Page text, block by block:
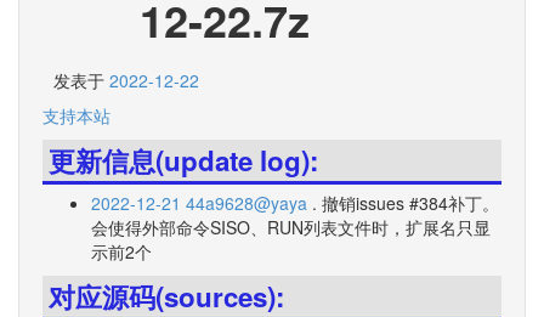
12-22.7z
发表于 2022-12-22
支持本站
更新信息(update log):
2022-12-21 44a9628@yaya . 撤销issues #384补丁。
会使得外部命令SISO、RUN列表文件时，扩展名只显
示前2个
对应源码(sources):